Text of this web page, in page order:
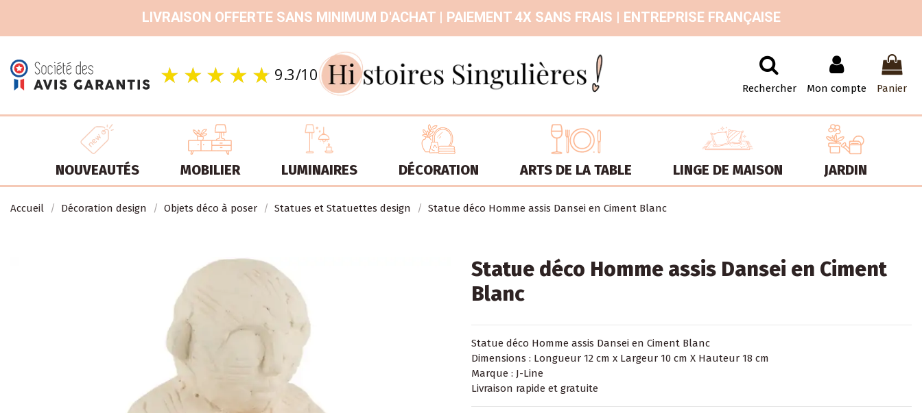
LIVRAISON OFFERTE SANS MINIMUM D'ACHAT | PAIEMENT 4X SANS FRAIS | ENTREPRISE FRANÇAISE
9.3/10 Rechercher Mon compte Panier
NOUVEAUTÉS MOBILIER LUMINAIRES DÉCORATION ARTS DE LA TABLE LINGE DE MAISON JARDIN
Accueil Décoration design Objets déco à poser Statues et Statuettes design Statue déco Homme assis Dansei en Ciment Blanc
Statue déco Homme assis Dansei en Ciment
Blanc
Statue déco Homme assis Dansei en Ciment Blanc
Dimensions : Longueur 12 cm x Largeur 10 cm X Hauteur 18 cm
Marque : J-Line
Livraison rapide et gratuite